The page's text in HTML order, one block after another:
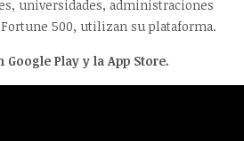
universidades, administraciones
500, utilizan su plataforma.
Google Play y la App Store.